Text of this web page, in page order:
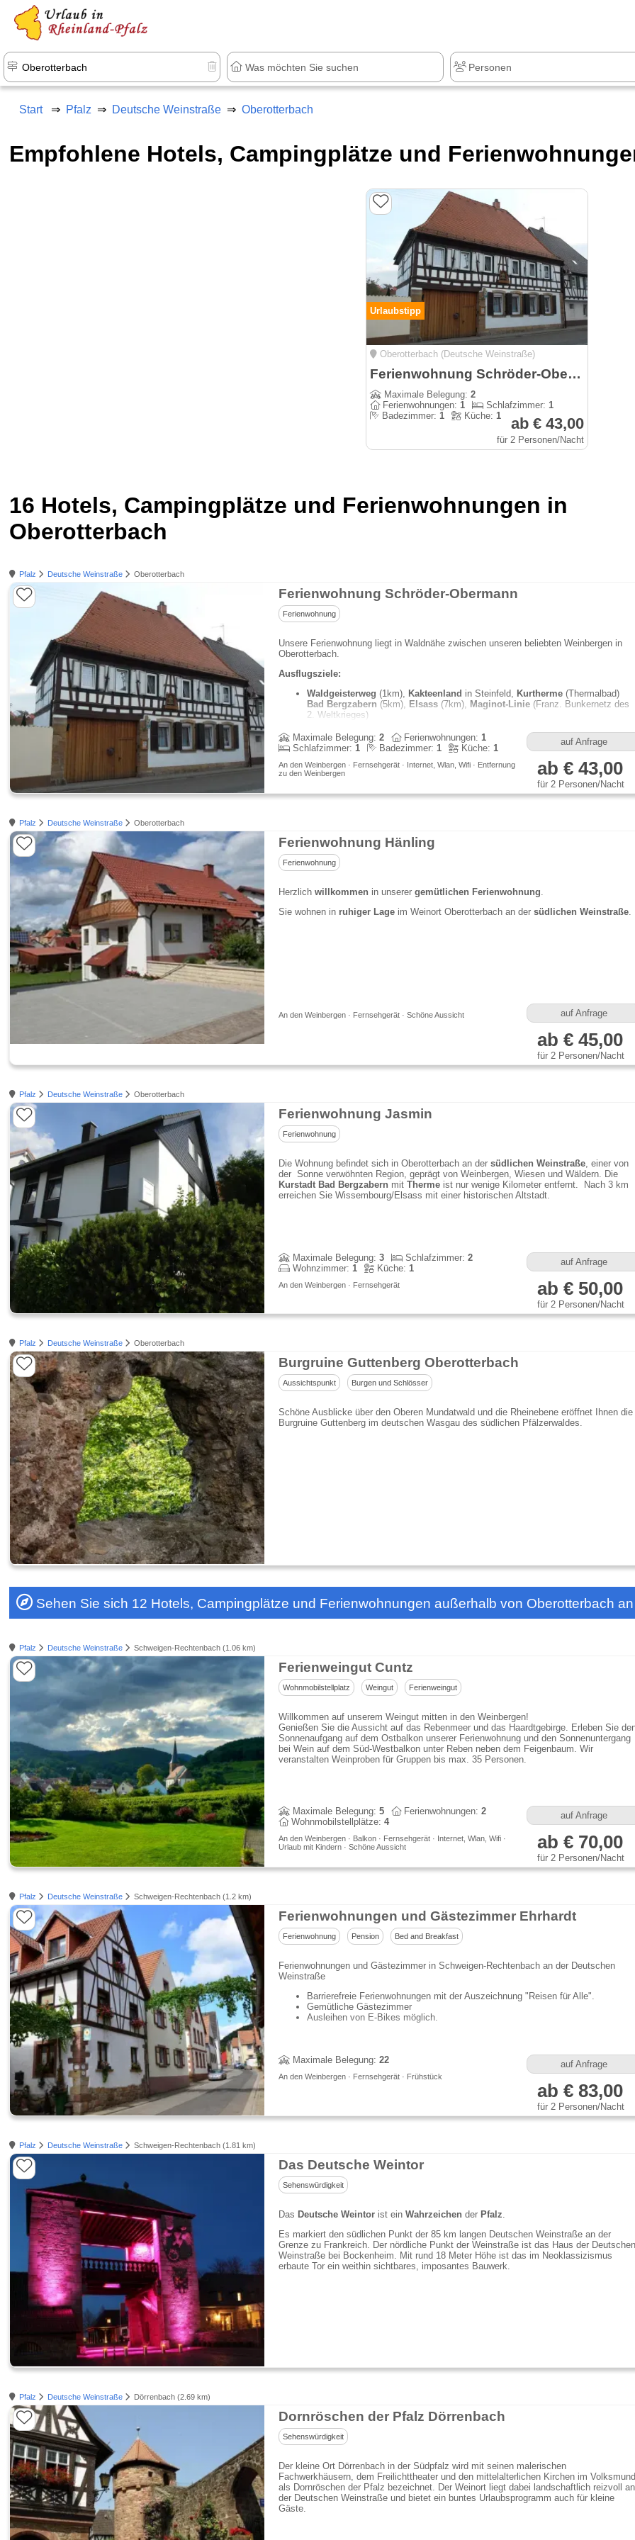
Start Pfalz Deutsche Weinstraße Oberotterbach
Empfohlene Hotels, Campingplätze und
Urlaubstipp
Oberotterbach (Deutsche Weinstraße)
Ferienwohnung Schröder-Obermann
Maximale Belegung: 2
Ferienwohnungen: 1 Schlafzimmer: 1
Badezimmer: 1 Küche: 1 ab € 43,00
für 2 Personen/Nacht
16 Hotels, Campingplätze und Ferienwohnungen in
Oberotterbach
Pfalz Deutsche Weinstraße Oberotterbach
Ferienwohnung Schröder-Obermann
Ferienwohnung
Unsere Ferienwohnung liegt in Waldnähe zwischen unseren beliebten Weinbergen in
Oberotterbach.
Ausflugsziele:
Waldgeisterweg (1km), Kakteenland in Steinfeld, Kurtherme(Thermalbad)
Bad Bergzabern (5km), Elsass(7km), Maginot-Linie(Franz. Bunkernetz des
2. Weltkrieges)
Maximale Belegung: 2 Ferienwohnungen: 1
Schlafzimmer: 1 Badezimmer: 1 Küche: 1
An den Weinbergen · Fernsehgerät · Internet, Wlan, Wifi · Entfernung
zu den Weinbergen
auf Anfrage
ab € 43,00
für 2 Personen/Nacht
Pfalz Deutsche Weinstraße Oberotterbach
Ferienwohnung Hänling
Ferienwohnung
Herzlich willkommen in unserer gemütlichen Ferienwohnung.
Sie wohnen in ruhiger Lageim Weinort Oberotterbach an dersüdlichen Weinstraße.
An den Weinbergen · Fernsehgerät · Schöne Aussicht auf Anfrage
ab € 45,00
für 2 Personen/Nacht
Pfalz Deutsche Weinstraße Oberotterbach
Ferienwohnung Jasmin
Ferienwohnung
Die Wohnung befindet sich in Oberotterbach an der südlichen Weinstraße, einer von
der Sonne verwöhnten Region, geprägt von Weinbergen, Wiesen und Wäldern. Die
Kurstadt Bad Bergzabern mit Thermeist nur wenige Kilometer entfernt. Nach 3 km
erreichen Sie Wissembourg/Elsass mit einer historischen Altstadt.
Maximale Belegung: 3 Schlafzimmer: 2
Wohnzimmer: 1 Küche: 1
An den Weinbergen · Fernsehgerät
auf Anfrage
ab € 50,00
für 2 Personen/Nacht
Pfalz Deutsche Weinstraße Oberotterbach
Burgruine Guttenberg Oberotterbach
Aussichtspunkt Burgen und Schlösser
Schöne Ausblicke über den Oberen Mundatwald und die Rheinebene eröffnet Ihnen die
Burgruine Guttenberg im deutschen Wasgau des südlichen Pfälzerwaldes.
Sehen Sie sich 12 Hotels, Campingplätze und Ferienwohnungen außerhalb von Oberotterbach an
Pfalz Deutsche Weinstraße Schweigen-Rechtenbach (1.06 km)
Ferienweingut Cuntz
Wohnmobilstellplatz Weingut Ferienweingut
Willkommen auf unserem Weingut mitten in den Weinbergen!
Genießen Sie die Aussicht auf das Rebenmeer und das Haardtgebirge. Erleben Sie
Sonnenaufgang auf dem Ostbalkon unserer Ferienwohnung und den Sonnenuntergang
bei Wein auf dem Süd-Westbalkon unter Reben neben dem Feigenbaum. Wir
veranstalten Weinproben für Gruppen bis max. 35 Personen.
Maximale Belegung: 5 Ferienwohnungen: 2
Wohnmobilstellplätze: 4
An den Weinbergen · Balkon · Fernsehgerät · Internet, Wlan, Wifi ·
Urlaub mit Kindern · Schöne Aussicht
auf Anfrage
ab € 70,00
für 2 Personen/Nacht
Pfalz Deutsche Weinstraße Schweigen-Rechtenbach (1.2 km)
Ferienwohnungen und Gästezimmer Ehrhardt
Ferienwohnung Pension Bed and Breakfast
Ferienwohnungen und Gästezimmer in Schweigen-Rechtenbach an der Deutschen
Weinstraße
Barrierefreie Ferienwohnungen mit der Auszeichnung "Reisen für Alle".
Gemütliche Gästezimmer
Ausleihen von E-Bikes möglich.
Maximale Belegung: 22
An den Weinbergen · Fernsehgerät · Frühstück
auf Anfrage
ab € 83,00
für 2 Personen/Nacht
Pfalz Deutsche Weinstraße Schweigen-Rechtenbach (1.81 km)
Das Deutsche Weintor
Sehenswürdigkeit
Das Deutsche Weintorist ein Wahrzeichen der Pfalz.
Es markiert den südlichen Punkt der 85 km langen Deutschen Weinstraße an der
Grenze zu Frankreich. Der nördliche Punkt der Weinstraße ist das Haus der Deutschen
Weinstraße bei Bockenheim. Mit rund 18 Meter Höhe ist das im Neoklassizismus
erbaute Tor ein weithin sichtbares, imposantes Bauwerk.
Pfalz Deutsche Weinstraße Dörrenbach (2.69 km)
Dornröschen der Pfalz Dörrenbach
Sehenswürdigkeit
Der kleine Ort Dörrenbach in der Südpfalz wird mit seinen malerischen
Fachwerkhäusern, dem Freilichttheater und den mittelalterlichen Kirchen im Volksmund
als Dornröschen der Pfalz bezeichnet. Der Weinort liegt dabei landschaftlich reizvoll an
der Deutschen Weinstraße und bietet ein buntes Urlaubsprogramm auch für kleine
Gäste.